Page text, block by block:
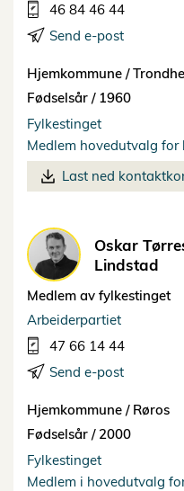
46 84 46 44
Send e-post
Hjemkommune /
Fødselsår / 1960
Fylkestinget
Medlem hovedutvalg
Last ned
Oskar
Lindstad
Medlem av fylkestinget
Arbeiderpartiet
47 66 14 44
Send e-post
Hjemkommune / Røros
Fødselsår / 2000
Fylkestinget
Medlem i hovedutvalg